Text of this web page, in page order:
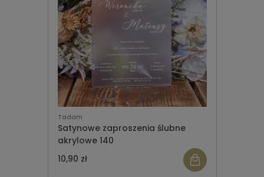
Tadam
Satynowe zaproszenia ślubne
akrylowe 140
10,90 zł